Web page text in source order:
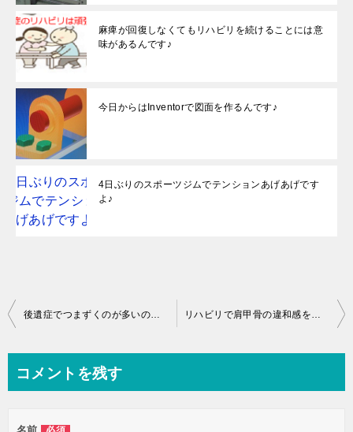
麻痺が回復しなくてもリハビリを続けることには意
味があるんです♪
今日からはInventorで図面を作るんです♪
4日ぶりのスポーツジムでテンションあげあげです
よ♪
投
ビ
後遺症でつまずくのが多いのは当然だと認識してます！ リハビリで肩甲骨の違和感を感じちゃった♪
コメントを残す